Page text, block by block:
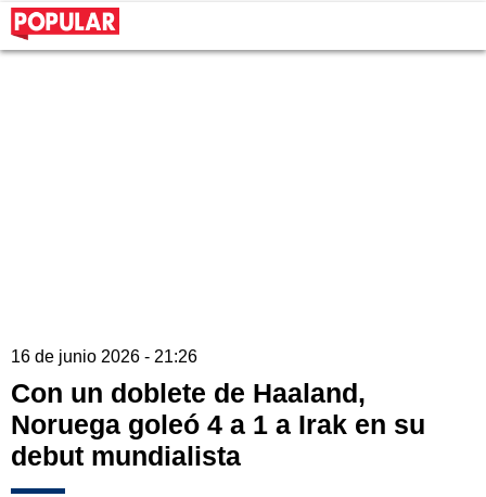
16 de junio 2026 - 21:26
Con un doblete de Haaland,
Noruega goleó 4 a 1 a Irak en su
debut mundialista